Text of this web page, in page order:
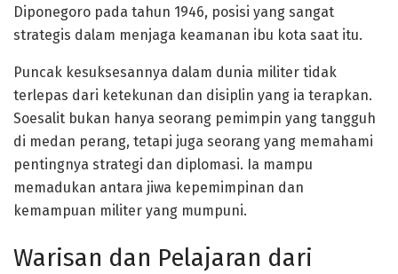
Diponegoro pada tahun 1946, posisi yang sangat
strategis dalam menjaga keamanan ibu kota saat itu.
Puncak kesuksesannya dalam dunia militer tidak
terlepas dari ketekunan dan disiplin yang ia terapkan.
Soesalit bukan hanya seorang pemimpin yang tangguh
di medan perang, tetapi juga seorang yang memahami
pentingnya strategi dan diplomasi. Ia mampu
memadukan antara jiwa kepemimpinan dan
kemampuan militer yang mumpuni.
Warisan dan Pelajaran dari